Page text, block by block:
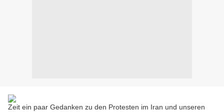
Zeit ein paar Gedanken zu den Protesten im Iran und unseren